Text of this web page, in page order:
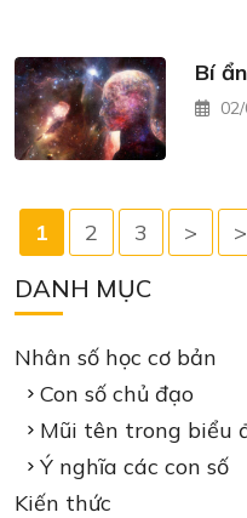
Bí
1 2 3 >
DANH MỤC
Nhân số học cơ bản
Con số chủ đạo
Mũi tên trong biểu
Ý nghĩa các con số
Kiến thức